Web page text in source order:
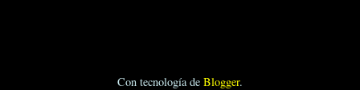
Con tecnología de Blogger.